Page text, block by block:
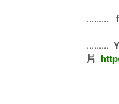
.........
.........
片